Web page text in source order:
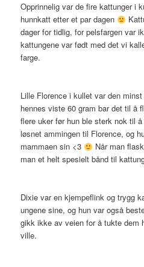
Opprinnelig var de fire kattunger i
hunnkatt etter et par dagen
dager for tidlig, for pelsfargen var
kattungene var født med det vi
farge.
Lille Florence i kullet var den
hennes viste 60 gram bar det til å
flere uker før hun ble sterk nok til
løsnet ammingen til Florence, og
mammaen sin <3
Når man
man et helt spesielt bånd til
Dixie var en kjempeflink og trygg
ungene sine, og hun var også
gikk ikke av veien for å tukte dem
ville.